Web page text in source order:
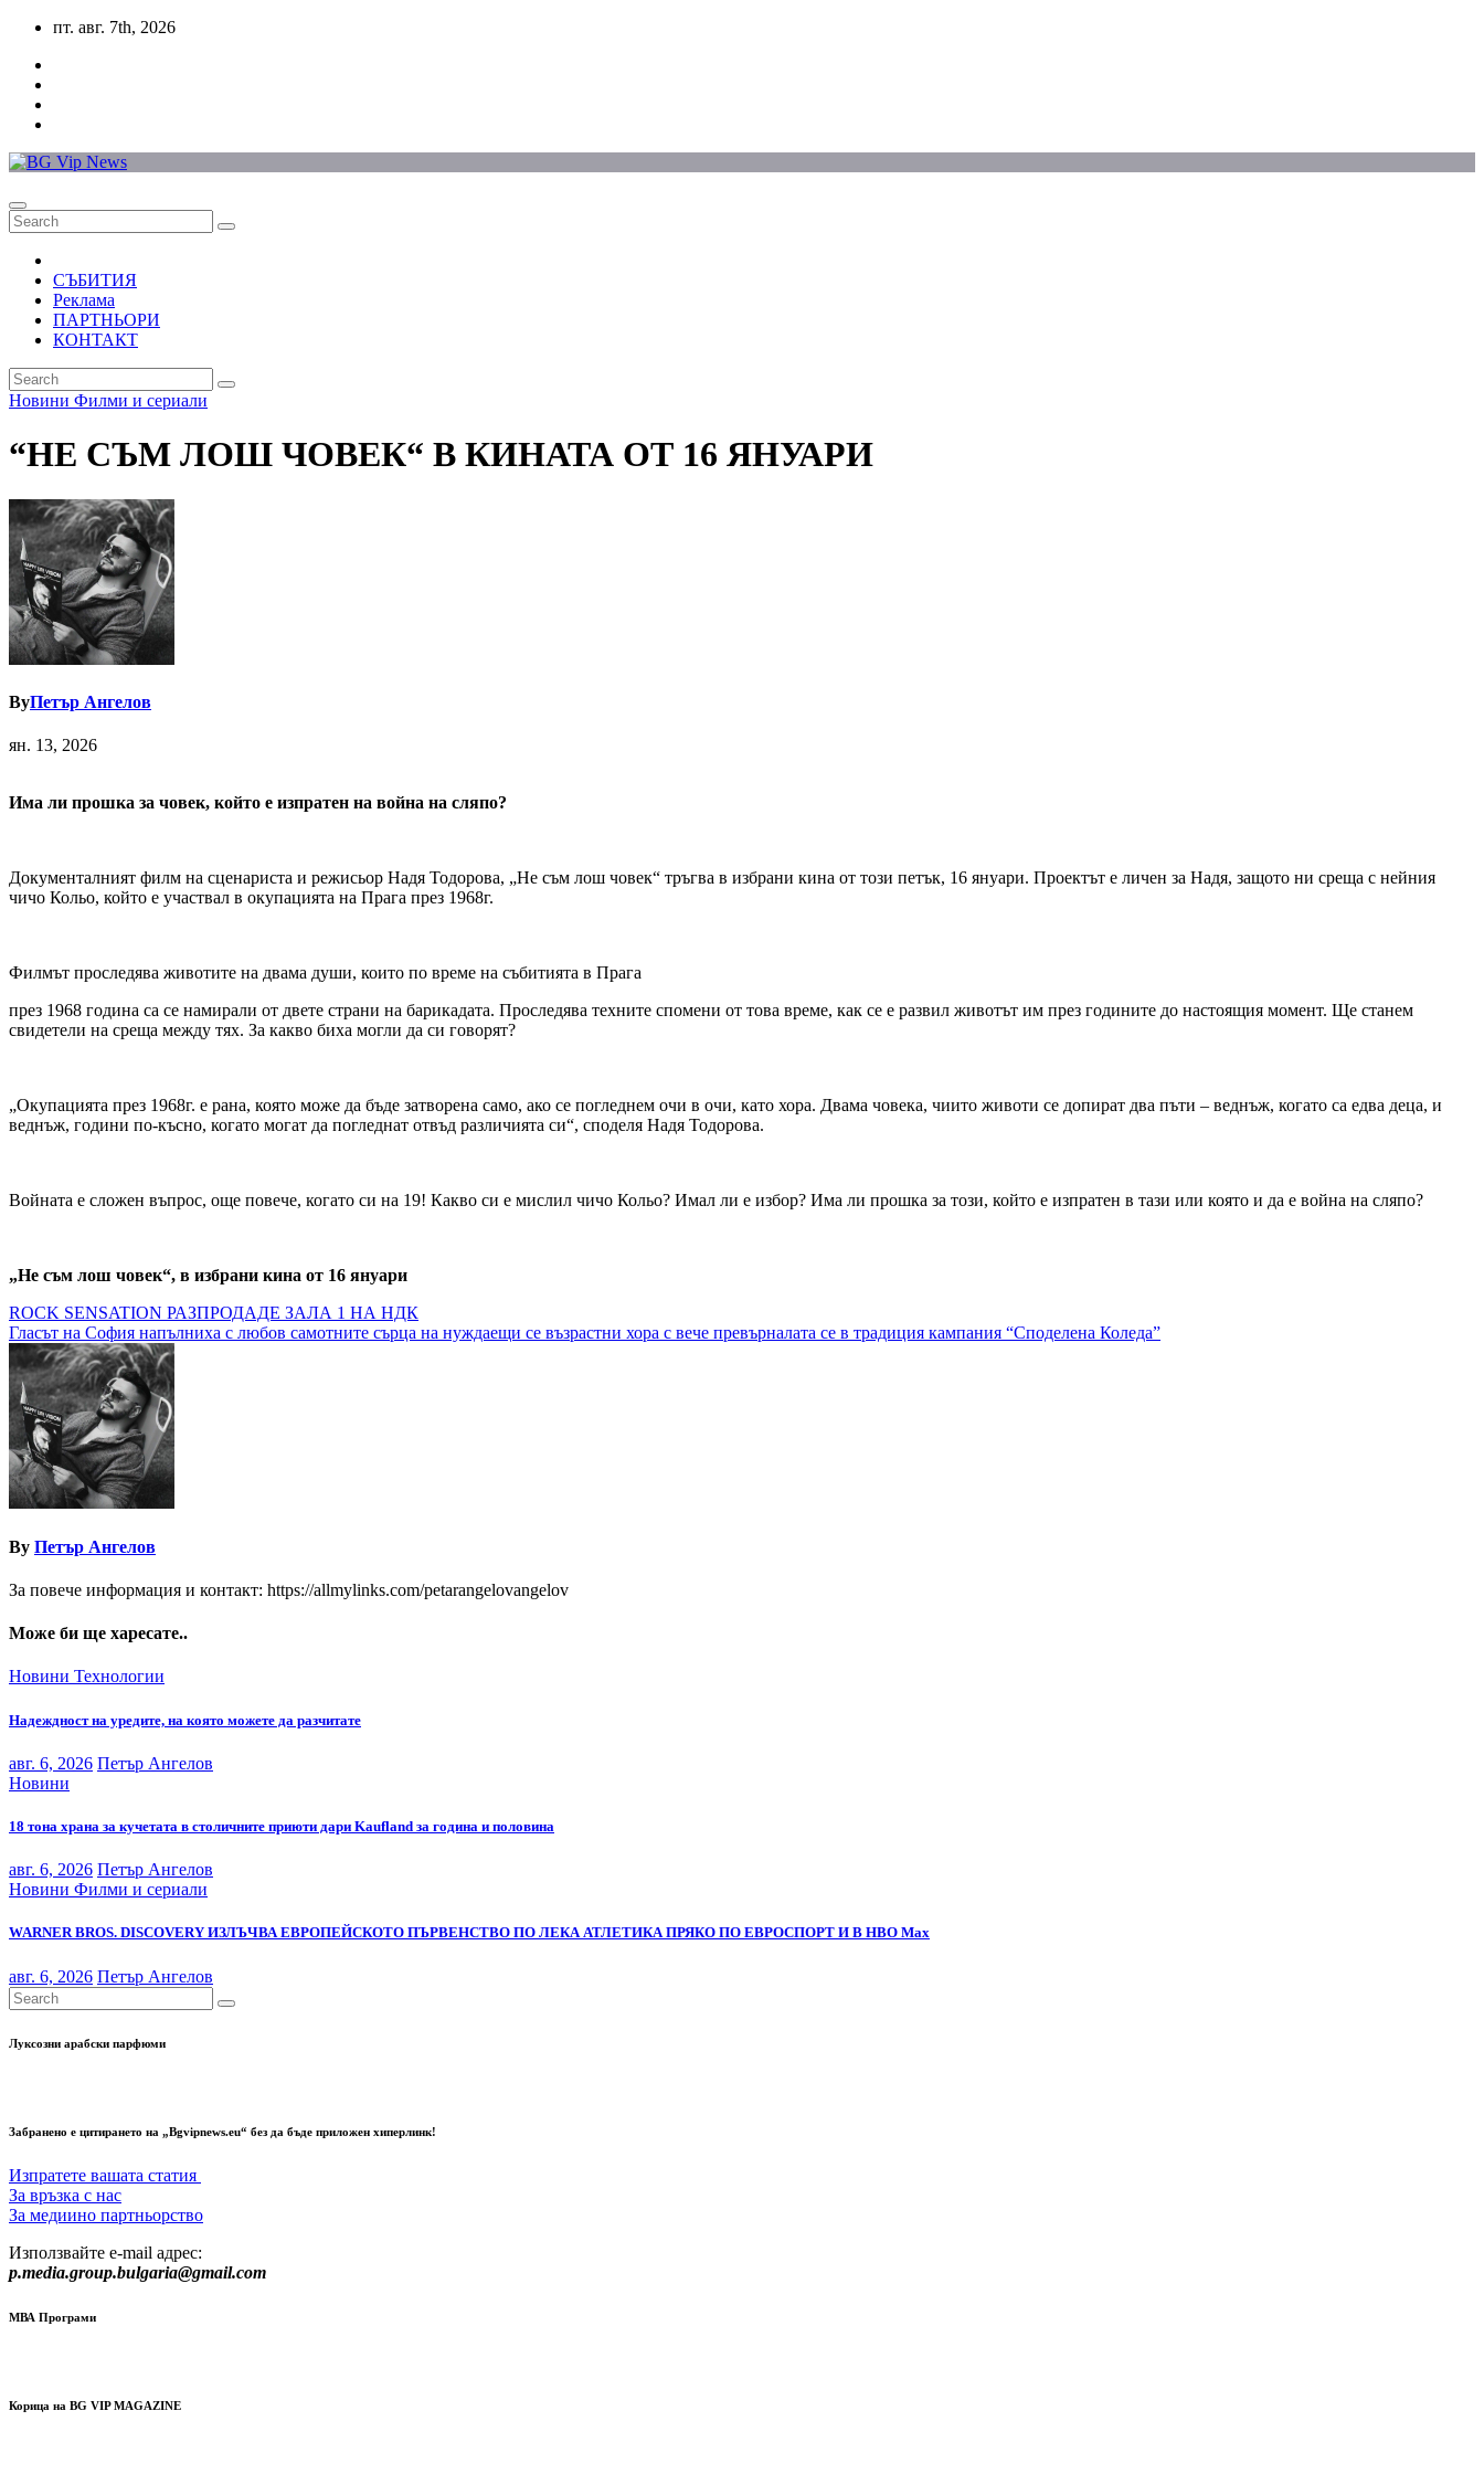
Skip
content
пт. авг. 7th, 2026
СЪБИТИЯ
Реклама
ПАРТНЬОРИ
КОНТАКТ
Новини Филми и сериали
“НЕ СЪМ ЛОШ ЧОВЕК“ В КИНАТА ОТ 16 ЯНУАРИ
ByПетър Ангелов
ян. 13, 2026
Има ли прошка за човек, който е изпратен на война на сляпо?
Документалният филм на сценариста и режисьор Надя Тодорова, „Не съм лош човек“ тръгва в избрани кина от този петък, 16 януари. Проектът е личен за Надя, защото ни среща с нейния
чичо Кольо, който е участвал в окупацията на Прага през 1968г.
Филмът проследява животите на двама души, които по време на събитията в Прага
през 1968 година са се намирали от двете страни на барикадата. Проследява техните спомени от това време, как се е развил животът им през годините до настоящия момент. Ще станем
свидетели на среща между тях. За какво биха могли да си говорят?
„Окупацията през 1968г. е рана, която може да бъде затворена само, ако се погледнем очи в очи, като хора. Двама човека, чиито животи се допират два пъти – веднъж, когато са едва деца, и
веднъж, години по-късно, когато могат да погледнат отвъд различията си“, споделя Надя Тодорова.
Войната е сложен въпрос, още повече, когато си на 19! Какво си е мислил чичо Кольо? Имал ли е избор? Има ли прошка за този, който е изпратен в тази или която и да е война на сляпо?
„Не съм лош човек“, в избрани кина от 16 януари
Навигация
ROCK SENSATION РАЗПРОДАДЕ ЗАЛА 1 НА НДК
Гласът на София напълниха с любов самотните сърца на нуждаещи се възрастни хора с вече превърналата се в традиция кампания “Споделена Коледа”
By Петър Ангелов
За повече информация и контакт: https://allmylinks.com/petarangelovangelov
Може би ще харесате..
Новини Технологии
Надеждност на уредите, на която можете да разчитате
авг. 6, 2026 Петър Ангелов
Новини
18 тона храна за кучетата в столичните приюти дари Kaufland за година и половина
авг. 6, 2026 Петър Ангелов
Новини Филми и сериали
WARNER BROS. DISCOVERY ИЗЛЪЧВА ЕВРОПЕЙСКОТО ПЪРВЕНСТВО ПО ЛЕКА АТЛЕТИКА ПРЯКО ПО ЕВРОСПОРТ И В НВО Мах
авг. 6, 2026 Петър Ангелов
Луксозни арабски парфюми
Забранено е цитирането на „Bgvipnews.eu“ без да бъде приложен хиперлинк!
Изпратете вашата статия
За връзка с нас
За медиино партньорство
Използвайте e-mail адрес:
p.media.group.bulgaria@gmail.com
МВА Програми
Корица на BG VIP MAGAZINE